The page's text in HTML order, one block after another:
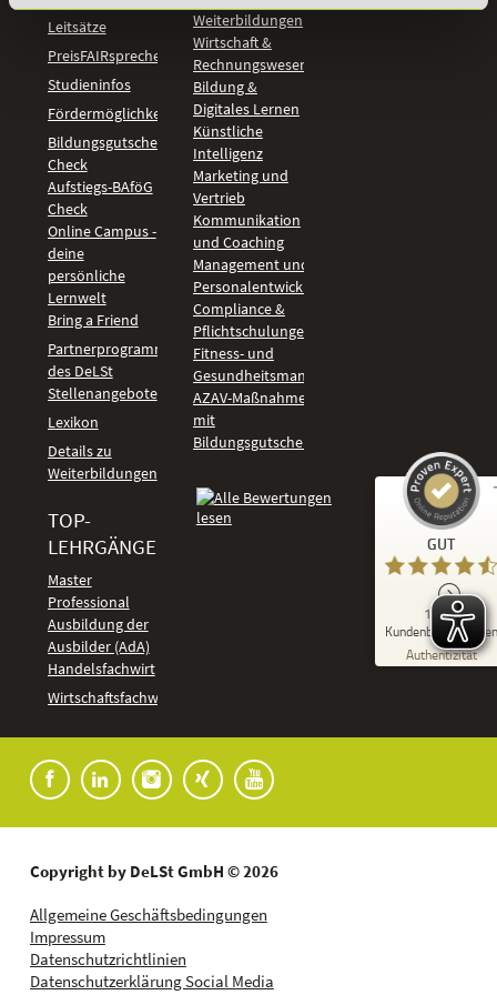
Leitsätze
PreisFAIRsprechen
Studieninfos
Fördermöglichkeiten
Bildungsgutschein
Check
Aufstiegs-BAföG
Check
Online Campus -
deine
persönliche
Lernwelt
Bring a Friend
Partnerprogramm
des DeLSt
Stellenangebote
Lexikon
Details zu
Weiterbildungen
TOP-
LEHRGÄNGE
Master
Professional
Ausbildung der
Ausbilder (AdA)
Handelsfachwirt
Wirtschaftsfachwirt
Weiterbildungen
Wirtschaft &
Rechnungswesen
Bildung &
Digitales Lernen
Künstliche
Intelligenz
Marketing und
Vertrieb
Kommunikation
und Coaching
Management und
Personalentwicklung
Compliance &
Pflichtschulungen
Fitness- und
Gesundheitsmanagement
AZAV-Maßnahmen
mit
Bildungsgutschein
GUT
1.918
Kundenbewertungen
Authentizität
Kundenbewertungen und Erfahrungen zu
DeLSt - Deutsches eLearning Studieninstitut
92
%
Empfehlungen auf
ProvenExpert.com
anderen Quellen
Copyright by DeLSt GmbH © 2026
Allgemeine Geschäftsbedingungen
Impressum
Datenschutzrichtlinien
Datenschutzerklärung Social Media